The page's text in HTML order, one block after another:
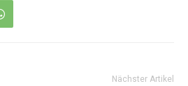
Nächster Artikel